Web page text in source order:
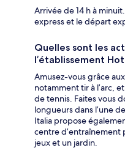
Arrivée de 14 h à
express et le départ
Quelles sont les
l’établissement
Amusez-vous grâce
notamment tir à l’arc,
de tennis. Faites vous
longueurs dans l’une
Italia propose
centre d’entraînement
jeux et un jardin.